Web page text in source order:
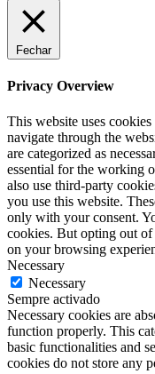
Fechar
Privacy Overview
This website uses
navigate through the
are categorized as
essential for the working
also use third-party
you use this website.
only with your consent.
cookies. But opting out of
on your browsing
Necessary
Necessary
Sempre activado
Necessary cookies are
function properly. This
basic functionalities and
cookies do not store any